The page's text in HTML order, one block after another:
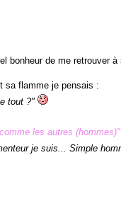
bonheur de me retrouver à
sa flamme je pensais :
tout ?"
les autres
je suis... Simple